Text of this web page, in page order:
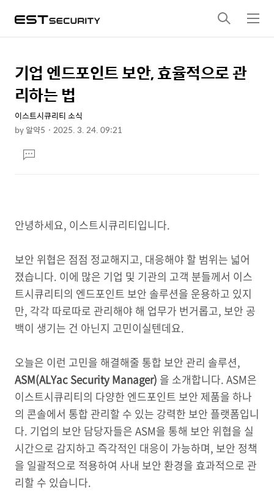
검
색
메
뉴
상
세
텐
본
제
목
기업 엔드포인트 보안, 효율적으로 관
리하는 법
이스트시큐리티 소식
by알약5 2025. 3. 24. 09:21
문댓
글
안녕하세요, 이스트시큐리티입니다.
보안 위협은 점점 정교해지고, 대응해야 할 범위는 넓어
졌습니다. 이에 많은 기업 및 기관의 고객 분들께서 이스
트시큐리티의 엔드포인트 보안 솔루션을 운용하고 있지
만, 각각 따로따로 관리해야 해 업무가 번거롭고, 보안 공
백이 생기는 건 아닌지 고민이실텐데요.
오늘은 이런 고민을 해결해줄 통합 보안 관리 솔루션,
ASM(ALYac Security Manager) 을 소개합니다. ASM은
이스트시큐리티의 다양한 엔드포인트 보안 제품을 하나
의 콘솔에서 통합 관리할 수 있는 강력한 보안 플랫폼입니
다. 기업의 보안 담당자들은 ASM을 통해 보안 위협을 실
시간으로 감지하고 즉각적인 대응이 가능하며, 보안 정책
을 일괄적으로 적용하여 사내 보안 환경을 효과적으로 관
리할 수 있습니다.